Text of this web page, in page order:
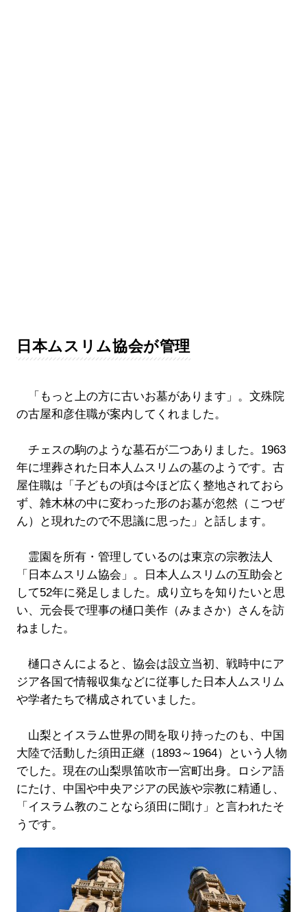
日本ムスリム協会が管理
「もっと上の方に古いお墓があります」。文殊院
の古屋和彦住職が案内してくれました。
チェスの駒のような墓石が二つありました。1963
年に埋葬された日本人ムスリムの墓のようです。古
屋住職は「子どもの頃は今ほど広く整地されておら
ず、雑木林の中に変わった形のお墓が忽然（こつぜ
ん）と現れたので不思議に思った」と話します。
霊園を所有・管理しているのは東京の宗教法人
「日本ムスリム協会」。日本人ムスリムの互助会と
して52年に発足しました。成り立ちを知りたいと思
い、元会長で理事の樋口美作（みまさか）さんを訪
ねました。
樋口さんによると、協会は設立当初、戦時中にア
ジア各国で情報収集などに従事した日本人ムスリム
や学者たちで構成されていました。
山梨とイスラム世界の間を取り持ったのも、中国
大陸で活動した須田正継（1893～1964）という人物
でした。現在の山梨県笛吹市一宮町出身。ロシア語
にたけ、中国や中央アジアの民族や宗教に精通し、
「イスラム教のことなら須田に聞け」と言われたそ
うです。